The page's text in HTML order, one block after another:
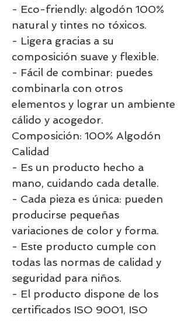
- Eco-friendly: algodón 100%
natural y tintes no tóxicos.
- Ligera gracias a su
composición suave y flexible.
- Fácil de combinar: puedes
combinarla con otros
elementos y lograr un ambiente
cálido y acogedor.
Composición: 100% Algodón
Calidad
- Es un producto hecho a
mano, cuidando cada detalle.
- Cada pieza es única: pueden
producirse pequeñas
variaciones de color y forma.
- Este producto cumple con
todas las normas de calidad y
seguridad para niños.
- El producto dispone de los
certificados ISO 9001, ISO